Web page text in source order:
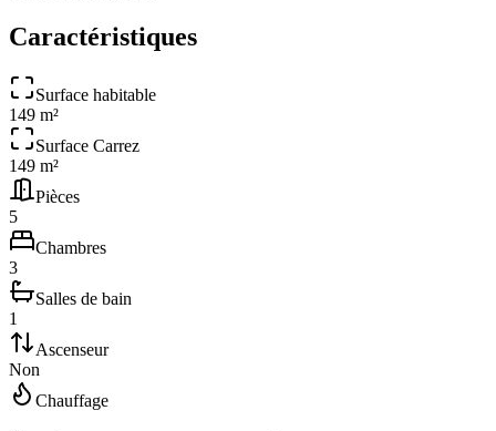
Caractéristiques
Surface habitable
149 m²
Surface Carrez
149 m²
Pièces
5
Chambres
3
Salles de bain
1
Ascenseur
Non
Chauffage